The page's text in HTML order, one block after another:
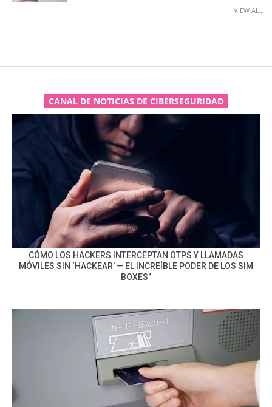
VIEW ALL
CANAL DE NOTICIAS DE CIBERSEGURIDAD
CÓMO LOS HACKERS INTERCEPTAN OTPS Y LLAMADAS
MÓVILES SIN ‘HACKEAR’ — EL INCREÍBLE PODER DE LOS SIM
BOXES”